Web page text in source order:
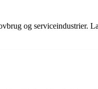
og serviceindustrier.